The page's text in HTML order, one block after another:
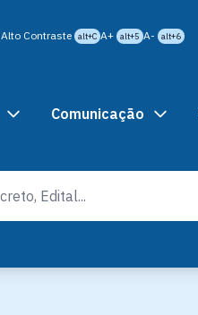
Alto Contraste alt+C A+ alt+5 A- alt+6
Comunicação